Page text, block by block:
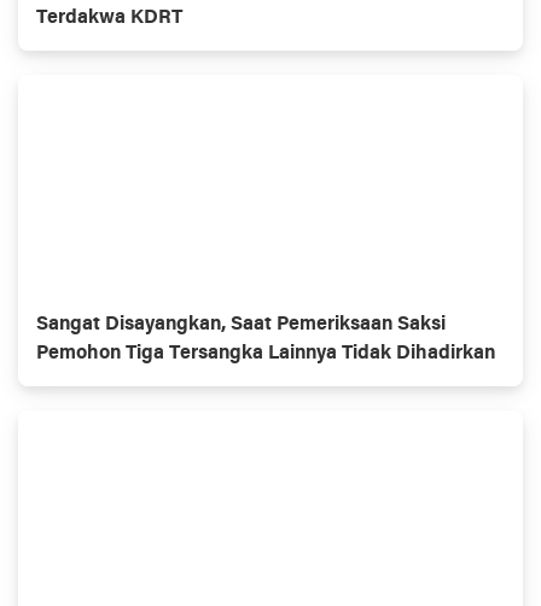
Terdakwa KDRT
Sangat Disayangkan, Saat Pemeriksaan Saksi
Pemohon Tiga Tersangka Lainnya Tidak Dihadirkan